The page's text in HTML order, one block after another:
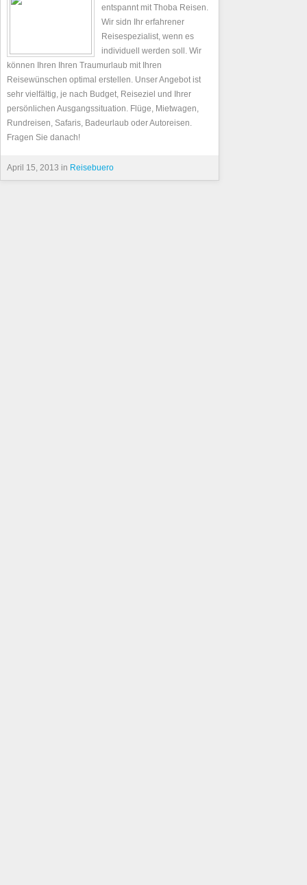
entspannt mit Thoba Reisen.
Wir sidn Ihr erfahrener
Reisespezialist, wenn es
individuell werden soll. Wir
können Ihren Ihren Traumurlaub mit Ihren
Reisewünschen optimal erstellen. Unser Angebot ist
sehr vielfältig, je nach Budget, Reiseziel und Ihrer
persönlichen Ausgangssituation. Flüge, Mietwagen,
Rundreisen, Safaris, Badeurlaub oder Autoreisen.
Fragen Sie danach!
April 15, 2013 in Reisebuero